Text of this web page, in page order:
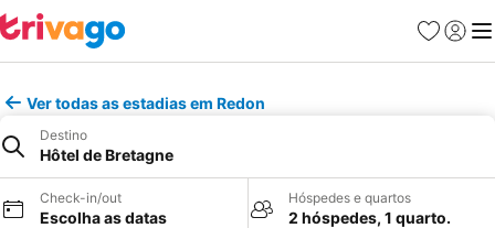
Favoritos
Iniciar
Ver todas as estadias em Redon
Destino
Hôtel de Bretagne
Check-in/out
Escolha as datas
Hóspedes e quartos
2 hóspedes, 1 quarto.